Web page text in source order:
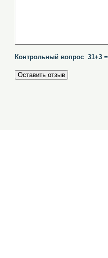
Контрольный вопрос 31+3 =